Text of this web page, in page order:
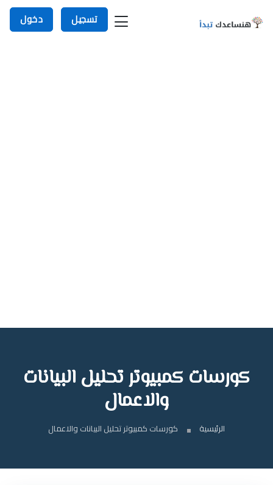
تسجيل دخول
كورسات كمبيوتر تحليل البيانات
والاعمال
الرئيسية كورسات كمبيوتر تحليل البيانات والاعمال